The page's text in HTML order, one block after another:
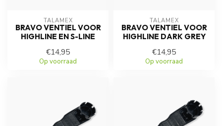
TALAMEX
BRAVO VENTIEL VOOR
HIGHLINE EN S-LINE
€14,95
Op voorraad
TALAMEX
BRAVO VENTIEL VOOR
HIGHLINE DARK GREY
€14,95
Op voorraad